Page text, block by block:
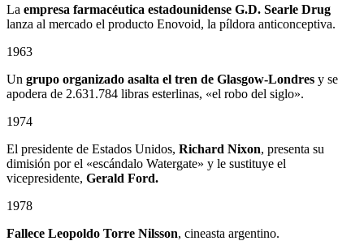
La empresa farmacéutica estadounidense G.D. Searle Drug
lanza al mercado el producto Enovoid, la píldora anticonceptiva.
1963
Un grupo organizado asalta el tren de Glasgow-Londres y se
apodera de 2.631.784 libras esterlinas, «el robo del siglo».
1974
El presidente de Estados Unidos, Richard Nixon, presenta su
dimisión por el «escándalo Watergate» y le sustituye el
vicepresidente, Gerald Ford.
1978
Fallece Leopoldo Torre Nilsson, cineasta argentino.